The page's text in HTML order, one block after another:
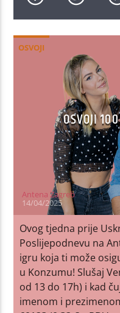
OSVOJI
OSVOJI
Antena Zagreb
14/04/2025
Ovog tjedna prije
Poslijepodnevu na
igru koja ti može
u Konzumu! Slušaj
od 13 do 17h) i kad
imenom i